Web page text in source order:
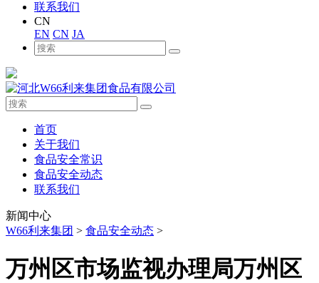
联系我们
CN
EN CN JA
首页
关于我们
食品安全常识
食品安全动态
联系我们
新闻中心
W66利来集团 > 食品安全动态 >
万州区市场监视办理局万州区